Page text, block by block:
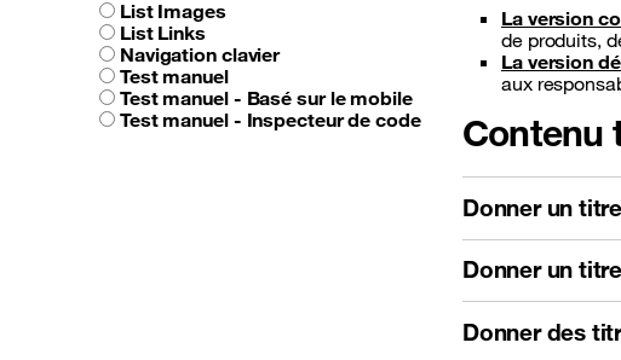
List Images
List Links
Navigation clavier
Test manuel
Test manuel - Basé sur le mobile
Test manuel - Inspecteur de code
La version
de produits,
La version
aux
Contenu
Donner un
Donner un
Donner des